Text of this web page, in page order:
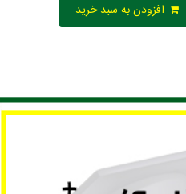
افزودن به سبد خرید